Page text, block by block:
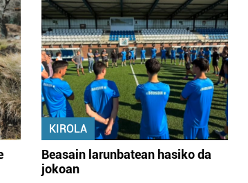
KIROLA
Beasain larunbatean hasiko da
jokoan